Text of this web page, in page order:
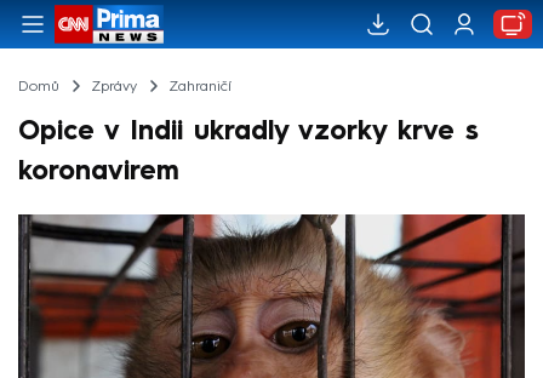
Domů Zprávy Zahraničí
Opice v Indii ukradly vzorky krve s
koronavirem